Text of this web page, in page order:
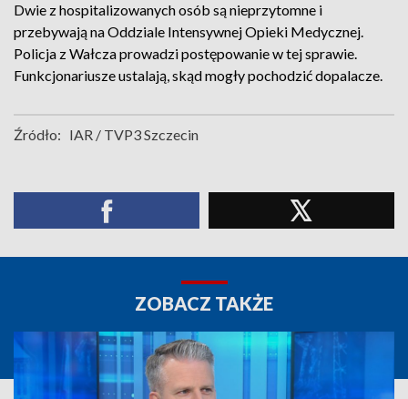
Dwie z hospitalizowanych osób są nieprzytomne i
przebywają na Oddziale Intensywnej Opieki Medycznej.
Policja z Wałcza prowadzi postępowanie w tej sprawie.
Funkcjonariusze ustalają, skąd mogły pochodzić dopalacze.
Źródło: IAR / TVP3 Szczecin
ZOBACZ TAKŻE